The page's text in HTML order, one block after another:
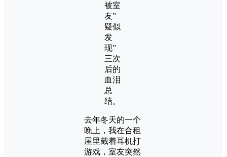
被室
友”
疑似
发
现”
三次
后的
血泪
总
结。
去年冬天的一个
晚上，我在合租
屋里戴着耳机打
游戏，室友突然